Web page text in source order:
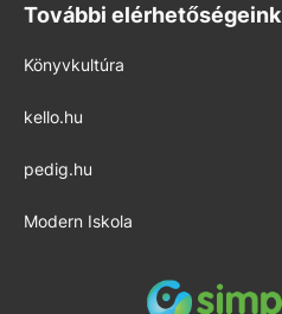
További elérhetőségeink
Könyvkultúra
kello.hu
pedig.hu
Modern Iskola